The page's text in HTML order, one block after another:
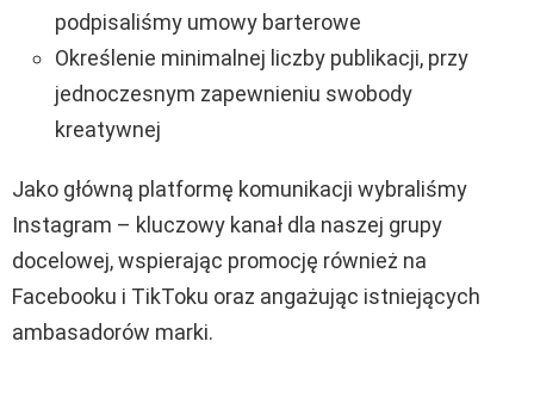
podpisaliśmy umowy barterowe
Określenie minimalnej liczby publikacji, przy
jednoczesnym zapewnieniu swobody
kreatywnej
Jako główną platformę komunikacji wybraliśmy
Instagram – kluczowy kanał dla naszej grupy
docelowej, wspierając promocję również na
Facebooku i TikToku oraz angażując istniejących
ambasadorów marki.